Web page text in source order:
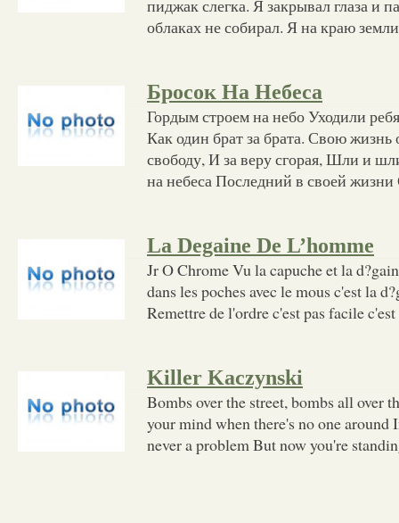
пиджак слегка. Я закрывал глаза и
облаках не собирал. Я на краю
Бросок На Небеса
Гордым строем на небо Уходили
Как один брат за брата. Свою
свободу, И за веру сгорая, Шли и
на небеса Последний в своей жизни
La Degaine De L’homme
Jr O Chrome Vu la capuche et la
dans les poches avec le mous c'est la
Remettre de l'ordre c'est pas facile
Killer Kaczynski
Bombs over the street, bombs all over
your mind when there's no one around
never a problem But now you're